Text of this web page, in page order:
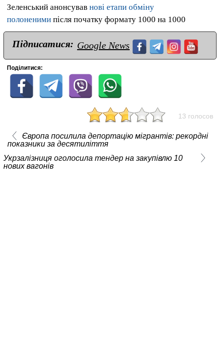
Зеленський анонсував нові етапи обміну
полоненими після початку формату 1000 на 1000
Підписатися: Google News
Поділитися:
13 голосов
Європа посилила депортацію мігрантів: рекордні
показники за десятиліття
Укрзалізниця оголосила тендер на закупівлю 10
нових вагонів